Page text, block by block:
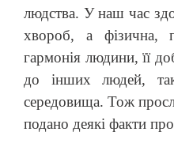
людства. У наш час
хвороб, а фізична,
гармонія людини, її
до інших людей,
середовища.Тож
подано деякі факти